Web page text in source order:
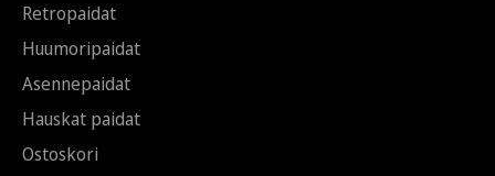
Retropaidat
Huumoripaidat
Asennepaidat
Hauskat paidat
Ostoskori